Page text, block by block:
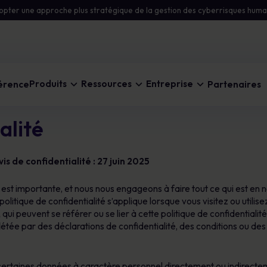
une approche plus stratégique de la gestion des cyberrisques
Produits
Sensibilisation automatisée à la
Un apprentissage personnalisé qui modifie
les comportements et réduit les risques
humains
Ressources
Blog
matière de cybersécurité.
Nouvelles de l'entreprise
Entreprise
À propos
organisations à éliminer les risques.
Carrières
Rejoignez-nous pour façonner la culture de la
Partenaires
de confidentialité : 27 juin 2025
importante, et nous nous engageons à faire tout ce qui est
de confidentialité s’applique lorsque vous visitez ou
peuvent se référer ou se lier à cette politique de
par des déclarations de confidentialité, des conditions ou